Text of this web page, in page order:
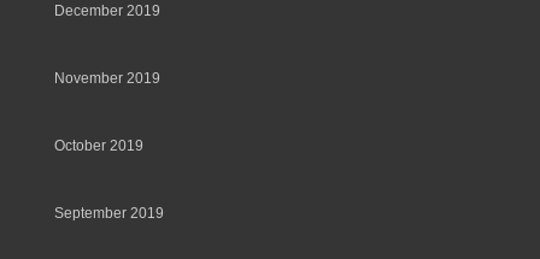
December 2019
November 2019
October 2019
September 2019